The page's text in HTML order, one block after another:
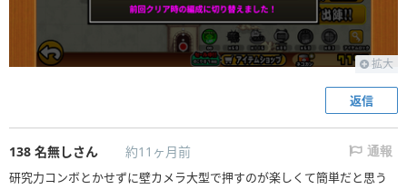
拡大
返信
138 名無しさん 約11ヶ月前 通報
研究力コンボとかせずに壁カメラ大型で押すのが楽しくて簡単だと思う